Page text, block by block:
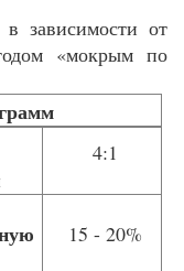
зависимости от
«мокрым по
4:1
15 - 20%